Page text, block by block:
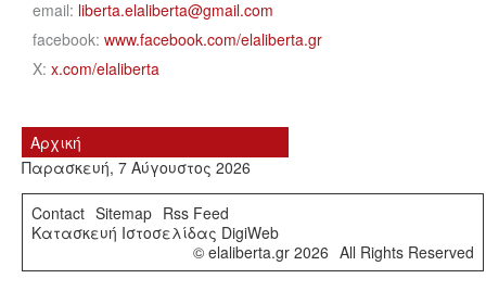
email: liberta.elaliberta@gmail.com
facebook: www.facebook.com/elaliberta.gr
X: x.com/elaliberta
Αρχική
Παρασκευή, 7 Αύγουστος 2026
Contact Sitemap Rss Feed
Κατασκευή Ιστοσελίδας DigiWeb
© elaliberta.gr 2026 All Rights Reserved